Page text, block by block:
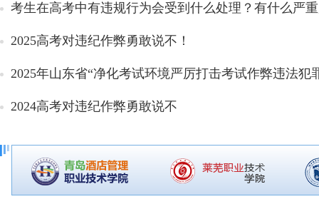
考生在高考中有违规行为会受到什么处理？有什么严
2025高考对违纪作弊勇敢说不！
2025年山东省“净化考试环境严厉打击考试作弊违法犯
2024高考对违纪作弊勇敢说不